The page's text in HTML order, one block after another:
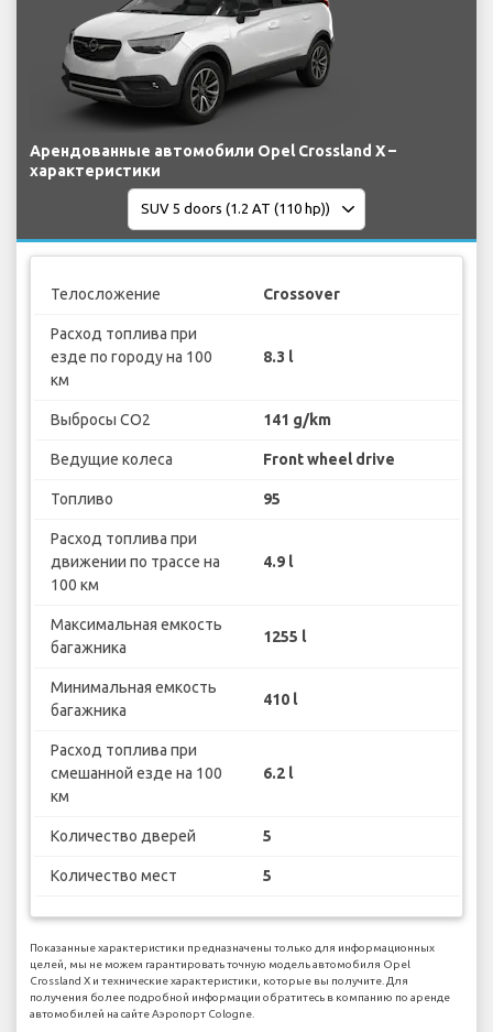
Арендованные автомобили Opel Crossland X –
характеристики
Телосложение Crossover
Расход топлива при
езде по городу на 100
км
8.3 l
Выбросы CO2 141 g/km
Ведущие колеса Front wheel drive
Топливо 95
Расход топлива при
движении по трассе на
100 км
4.9 l
Максимальная емкость
багажника
1255 l
Минимальная емкость
багажника
410 l
Расход топлива при
смешанной езде на 100
км
6.2 l
Количество дверей 5
Количество мест 5
Показанные характеристики предназначены только для информационных
целей, мы не можем гарантировать точную модель автомобиля Opel
Crossland X и технические характеристики, которые вы получите. Для
получения более подробной информации обратитесь в компанию по аренде
автомобилей на сайте Аэропорт Cologne.